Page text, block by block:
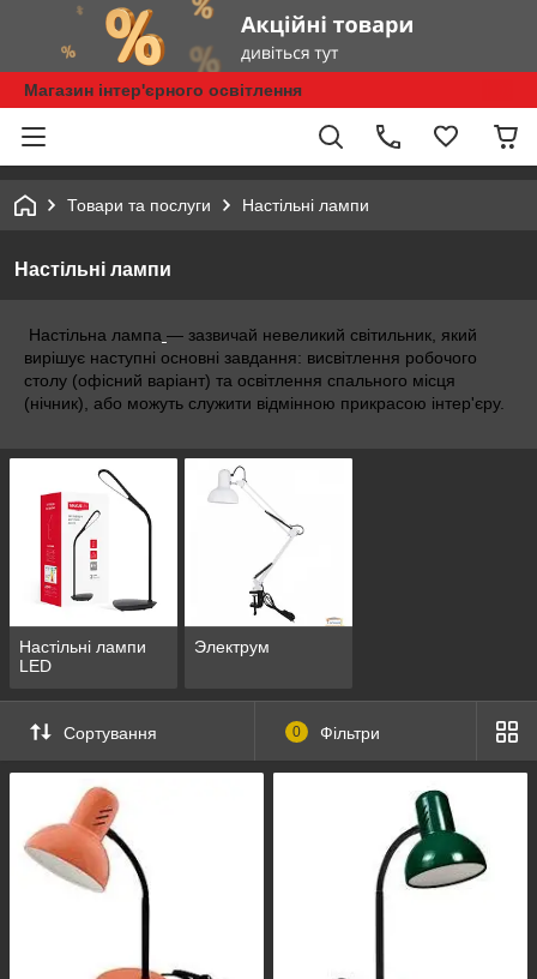
Магазин інтер'єрного освітлення
Товари та послуги Настільні лампи
Настільні лампи
Настільна лампа — зазвичай невеликий світильник, який
вирішує наступні основні завдання: висвітлення робочого
столу (офісний варіант) та освітлення спального місця
(нічник), або можуть служити відмінною прикрасою інтер'єру.
Настільні лампи
LED
Электрум
Сортування 0 Фільтри